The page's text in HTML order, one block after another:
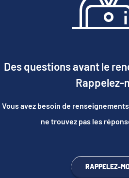
Des questions avant le
Rappelez-
Vous avez besoin de
ne trouvez pas les
RAPPELEZ-